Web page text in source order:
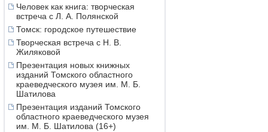
Человек как книга: творческая
встреча с Л. А. Полянской
Томск: городское путешествие
Творческая встреча с Н. В.
Жиляковой
Презентация новых книжных
изданий Томского областного
краеведческого музея им. М. Б.
Шатилова
Презентация изданий Томского
областного краеведческого музея
им. М. Б. Шатилова (16+)